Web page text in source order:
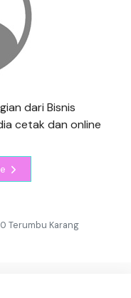
dari Bisnis
cetak dan online
Terumbu Karang